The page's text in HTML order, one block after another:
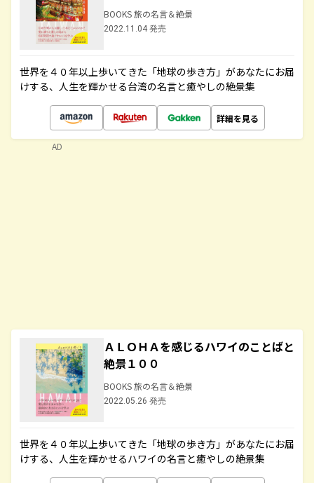
BOOKS 旅の名言＆絶景
2022.11.04 発売
世界を４０年以上歩いてきた「地球の歩き方」があなたにお届
けする、人生を輝かせる台湾の名言と癒やしの絶景集
詳細を見る
ＡＬＯＨＡを感じるハワイのことばと
絶景１００
BOOKS 旅の名言＆絶景
2022.05.26 発売
世界を４０年以上歩いてきた「地球の歩き方」があなたにお届
けする、人生を輝かせるハワイの名言と癒やしの絶景集
AD